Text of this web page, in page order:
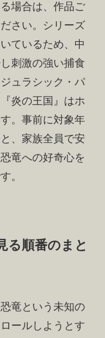
場合は、作品ご
さい。シリーズ
ているため、中
刺激の強い捕食
ュラシック・パ
炎の王国』はホ
。事前に対象年
、家族全員で安
竜への好奇心を
。
る順番のまと
竜という未知の
ールしようとす